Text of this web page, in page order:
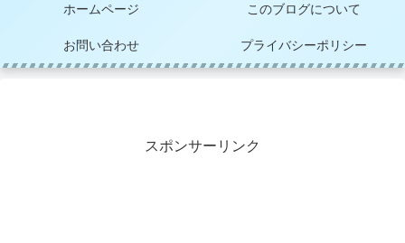
ホームページ このブログについて
お問い合わせ プライバシーポリシー
スポンサーリンク